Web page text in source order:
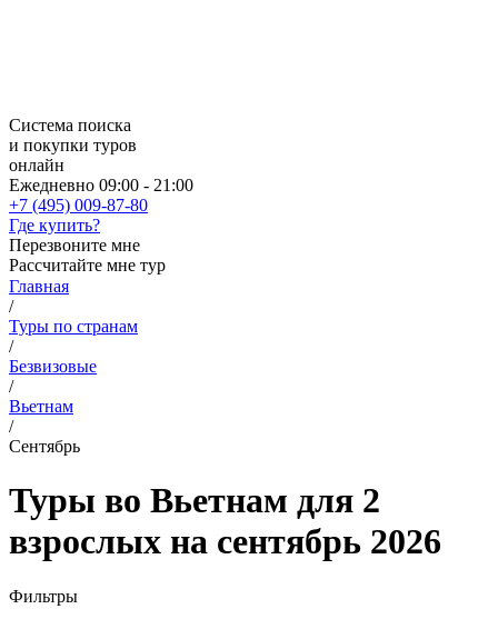
Система поиска
и покупки туров
онлайн
Ежедневно 09:00 - 21:00
+7 (495) 009-87-80
Где купить?
Перезвоните мне
Рассчитайте мне тур
Главная
/
Туры по странам
/
Безвизовые
/
Вьетнам
/
Сентябрь
Туры во Вьетнам для 2
взрослых на сентябрь 2026
Фильтры